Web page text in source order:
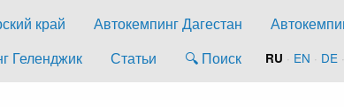
край Автокемпинг Дагестан
Геленджик Статьи 🔍 Поиск RU · EN · DE ·